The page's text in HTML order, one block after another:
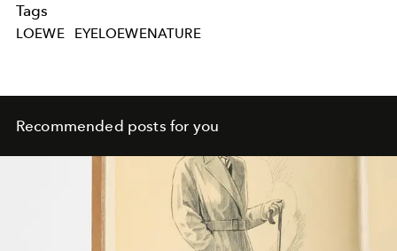
Tags
LOEWE EYELOEWENATURE
Recommended posts for you